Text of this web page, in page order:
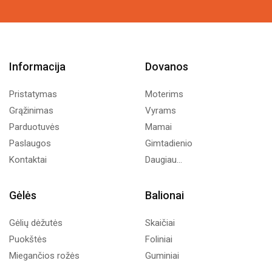
Informacija
Pristatymas
Grąžinimas
Parduotuvės
Paslaugos
Kontaktai
Dovanos
Moterims
Vyrams
Mamai
Gimtadienio
Daugiau...
Gėlės
Gėlių dėžutės
Puokštės
Miegančios rožės
Balionai
Skaičiai
Foliniai
Guminiai